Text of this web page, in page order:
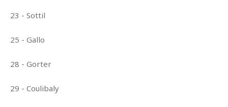
23 - Sottil
25 - Gallo
28 - Gorter
29 - Coulibaly